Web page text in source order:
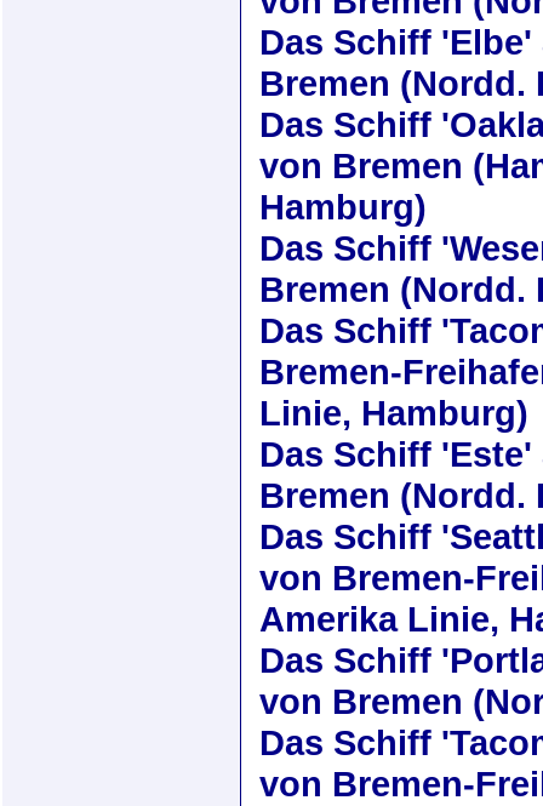
Das Schiff 'Elbe'
Bremen (Nordd.
Das Schiff
von Bremen
Hamburg)
Das Schiff
Bremen (Nordd.
Das Schiff
Bremen-
Linie, Hamburg)
Das Schiff 'Este'
Bremen (Nordd.
Das Schiff
von Bremen-
Amerika Linie,
Das Schiff
von Bremen
Das Schiff
von Bremen-